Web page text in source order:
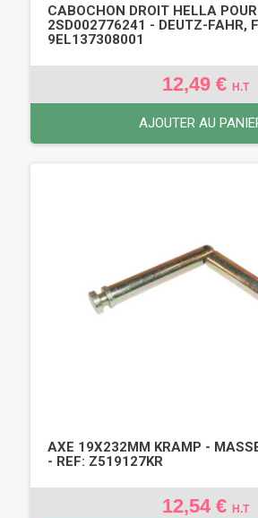
CABOCHON DROIT HELLA POUR
2SD002776241 - DEUTZ-FAHR,
9EL137308001
12,49 € H.T
AJOUTER AU
AXE 19X232MM KRAMP -
- REF: Z519127KR
12,54 € H.T